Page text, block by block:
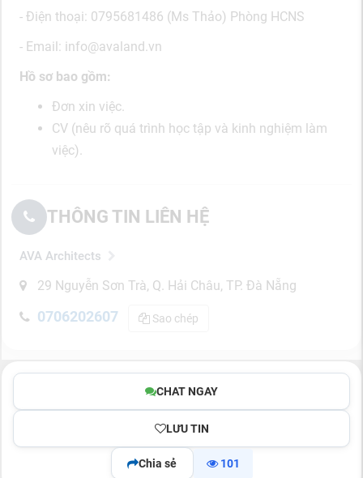
- Điện thoại: 0795681486 (Ms Thảo) Phòng HCNS
- Email: info@avaland.vn
Hồ sơ bao gồm:
Đơn xin việc.
CV (nêu rõ quá trình học tập và kinh nghiệm làm
việc).
THÔNG TIN LIÊN HỆ
AVA Architects
29 Nguyễn Sơn Trà, Q. Hải Châu, TP. Đà Nẵng
0706202607 Sao chép
CHAT NGAY
LƯU TIN
Chia sẻ 101